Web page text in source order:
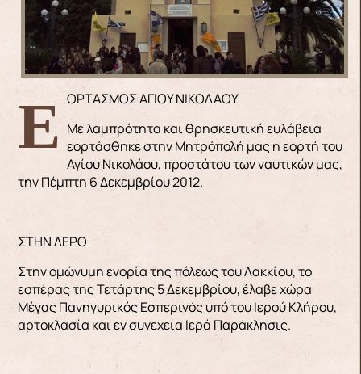
ΕΟΡΤΑΣΜΟΣ ΑΓΙΟΥ ΝΙΚΟΛΑΟΥ
Με λαμπρότητα και θρησκευτική ευλάβεια
εορτάσθηκε στην Μητρόπολή μας η εορτή του
Αγίου Νικολάου, προστάτου των ναυτικών μας,
την Πέμπτη 6 Δεκεμβρίου 2012.
ΣΤΗΝ ΛΕΡΟ
Στην ομώνυμη ενορία της πόλεως του Λακκίου, το
εσπέρας της Τετάρτης 5 Δεκεμβρίου, έλαβε χώρα
Μέγας Πανηγυρικός Εσπερινός υπό του Ιερού Κλήρου,
αρτοκλασία και εν συνεχεία Ιερά Παράκλησις.